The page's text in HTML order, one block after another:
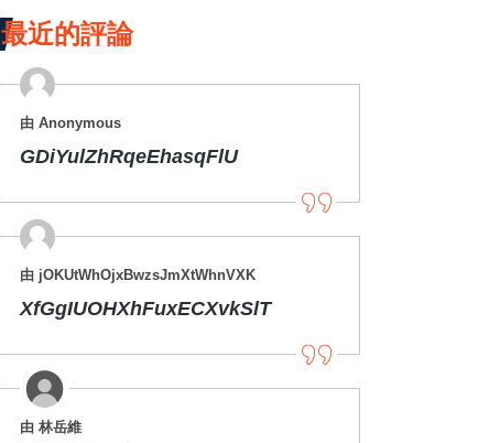
最近的評論
由 Anonymous
GDiYulZhRqeEhasqFlU
由 jOKUtWhOjxBwzsJmXtWhnVXK
XfGgIUOHXhFuxECXvkSlT
由 林岳維